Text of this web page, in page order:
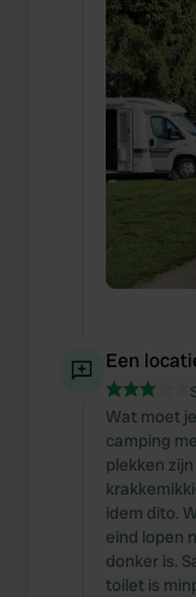
Een
Wat moet
camping
plekken
idem dito.
eind lopen
donker is.
toilet is